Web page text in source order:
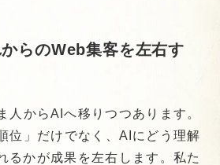
らのWeb集客を左右す
人からAIへ移りつつあります。
位」だけでなく、 AIにどう理解
るかが成果を左右します。私た